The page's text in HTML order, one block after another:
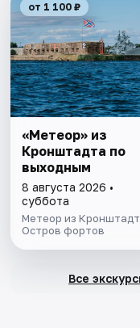
от 1 100 ₽
«Метеор» из
Кронштадта по
выходным
8 августа 2026 •
суббота
Метеор из
Остров фортов
Все